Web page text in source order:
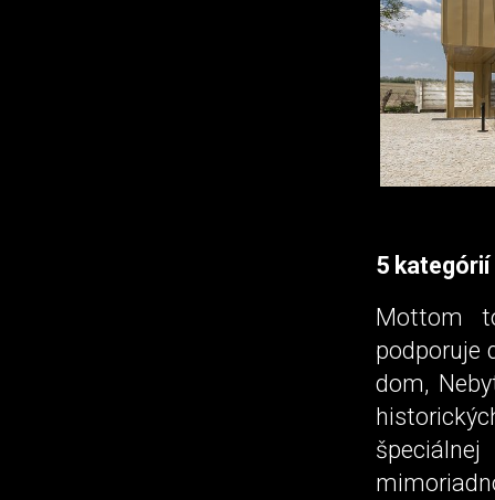
5 kategórií
Mottom
podporuje
dom,